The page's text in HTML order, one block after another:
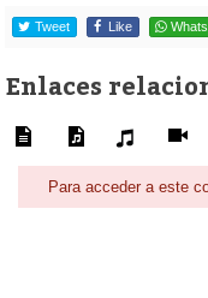
Tweet Like
Enlaces
Para acceder a este